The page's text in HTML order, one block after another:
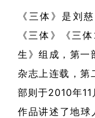
《三体》是刘
《三体》《三
生》组成，第一
杂志上连载，
部则于2010年11
作品讲述了地球